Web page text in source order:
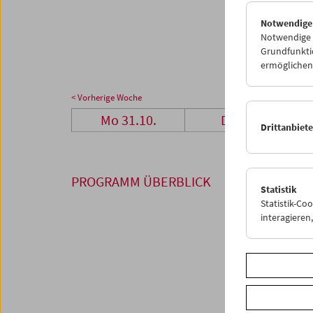
05
< Vorherige Woche
Mo 31.10. Di 1.11.
PROGRAMM ÜBERBLICK
Notwendige
Statistik
Statistik-